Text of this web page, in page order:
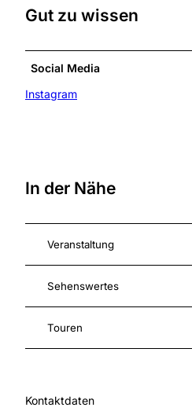
Gut zu wissen
Social Media
Instagram
In der Nähe
Veranstaltung
Sehenswertes
Touren
Kontaktdaten